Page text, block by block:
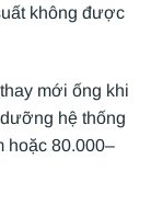
không được
mới ống khi
hệ thống
hoặc 80.000–